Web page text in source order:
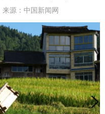
源： 中国新闻网